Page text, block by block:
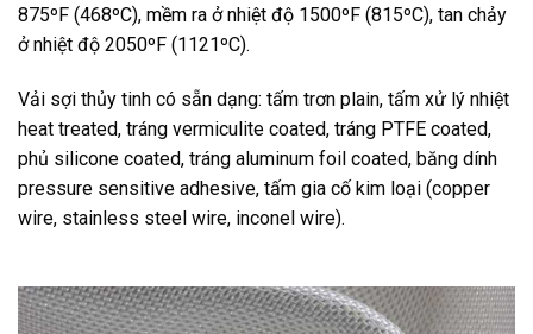
875ºF (468ºC), mềm ra ở nhiệt độ 1500ºF (815ºC), tan chảy
ở nhiệt độ 2050ºF (1121ºC).
Vải sợi thủy tinh có sẵn dạng: tấm trơn plain, tấm xử lý nhiệt
heat treated, tráng vermiculite coated, tráng PTFE coated,
phủ silicone coated, tráng aluminum foil coated, băng dính
pressure sensitive adhesive, tấm gia cố kim loại (copper
wire, stainless steel wire, inconel wire).